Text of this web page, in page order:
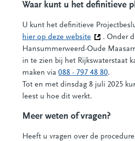
Waar kunt u het definitieve
U kunt het definitieve
hier op deze website (Deze link
. Onder
Hansummerweerd-Oude
in te zien bij het Rijkswaterstaat
maken via 088 - 797 48 80.
Tot en met dinsdag 8 juli 2025
leest u hoe dit werkt.
Meer weten of vragen?
Heeft u vragen over de